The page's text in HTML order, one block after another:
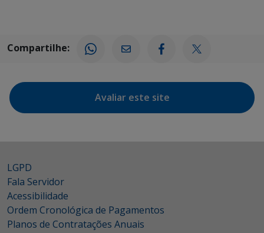
Compartilhe:
Avaliar este site
LGPD
Fala Servidor
Acessibilidade
Ordem Cronológica de Pagamentos
Planos de Contratações Anuais